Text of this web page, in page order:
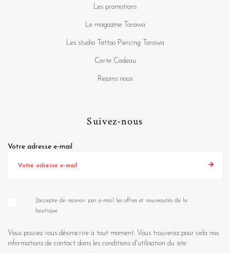
Les promotions
Le magazine Tarawa
Les studio Tattoo Piercing Tarawa
Carte Cadeau
Rejoins nous
Suivez-nous
Votre adresse e-mail
J'accepte de recevoir par e-mail les offres et nouveautés de la
boutique
Vous pouvez vous désinscrire à tout moment. Vous trouverez pour cela nos
informations de contact dans les conditions d'utilisation du site.